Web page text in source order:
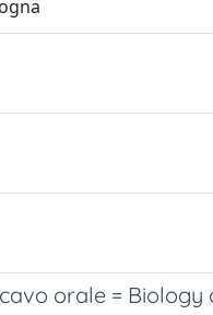
orale =